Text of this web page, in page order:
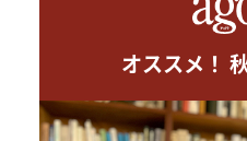
オススメ！